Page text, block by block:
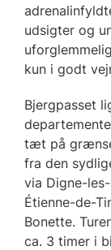
udsigter og
kun i godt
Bjergpasset
tæt på
fra den
via Digne-
Étienne-de-
Bonette.
ca. 3 timer i